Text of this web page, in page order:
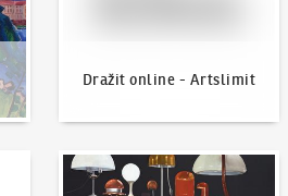
Dražit online - Artslimit
Aktuality